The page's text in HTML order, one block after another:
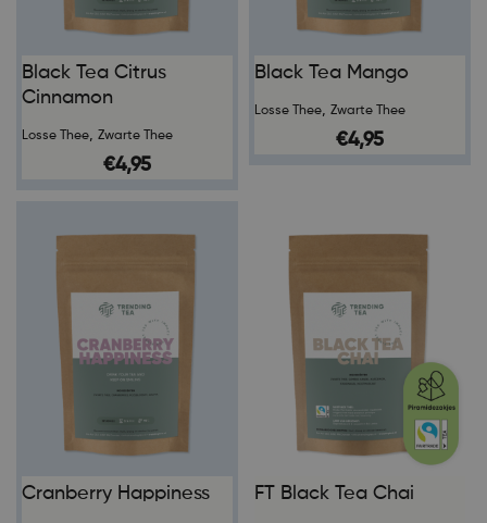
Black Tea Citrus
Cinnamon
Losse Thee, Zwarte Thee
€4,95
Black Tea Mango
Losse Thee, Zwarte Thee
€4,95
Cranberry Happiness FT Black Tea Chai